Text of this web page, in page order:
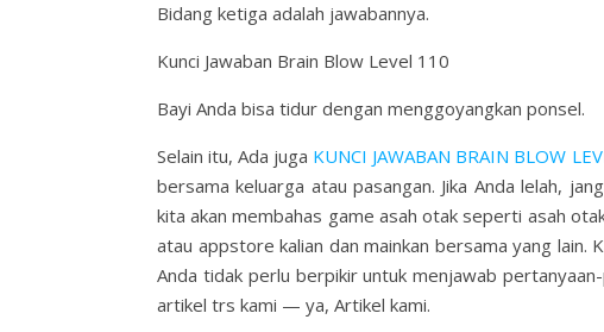
Bidang ketiga adalah jawabannya.
Kunci Jawaban Brain Blow Level 110
Bayi Anda bisa tidur dengan menggoyangkan ponsel.
Selain itu, Ada juga KUNCI JAWABAN BRAIN BLOW
bersama keluarga atau pasangan. Jika Anda lelah,
kita akan membahas game asah otak seperti asah
atau appstore kalian dan mainkan bersama yang lain.
Anda tidak perlu berpikir untuk menjawab
artikel trs kami — ya, Artikel kami.